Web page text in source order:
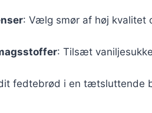
: Vælg smør af høj kvalitet
: Tilsæt
fedtebrød i en tætsluttende